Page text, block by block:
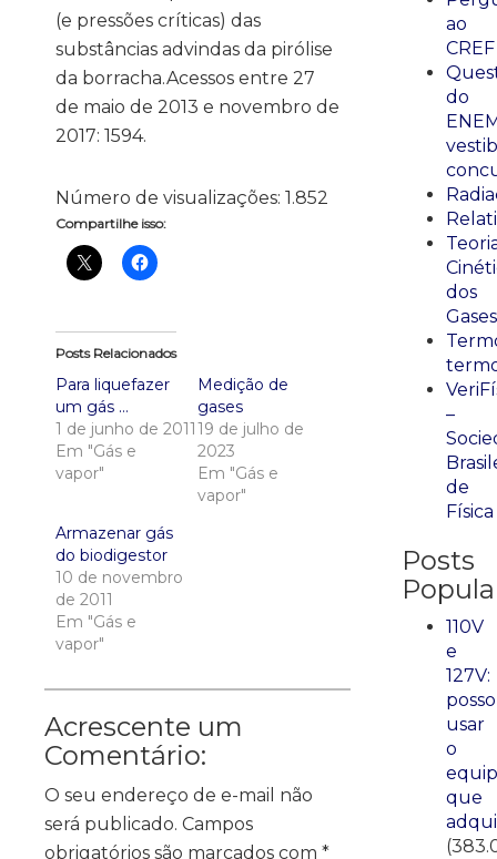
(e pressões críticas) das
substâncias advindas da pirólise
da borracha.Acessos entre 27
de maio de 2013 e novembro de
2017: 1594.
Número de visualizações: 1.852
Compartilhe isso:
Posts Relacionados
Para liquefazer
um gás …
1 de junho de 2011
Em "Gás e
vapor"
Medição de
gases
19 de julho de
2023
Em "Gás e
vapor"
Armazenar gás
do biodigestor
10 de novembro
de 2011
Em "Gás e
vapor"
Acrescente um
Comentário:
O seu endereço de e-mail não
será publicado. Campos
obrigatórios são marcados com *
ao
CREF
do
dos
Gases
–
de
Física
Posts
110V
e
127V:
posso
usar
o
que